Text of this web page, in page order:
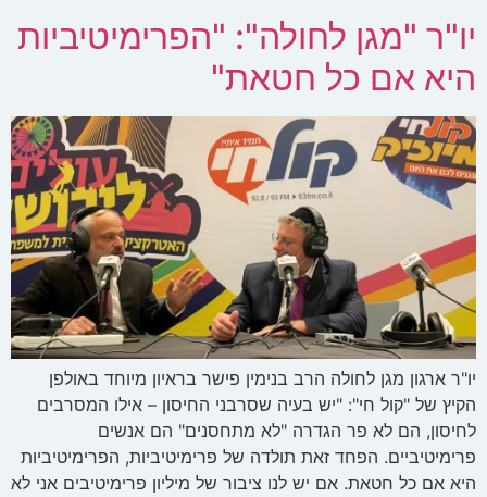
יו"ר "מגן לחולה": "הפרימיטיביות
היא אם כל חטאת"
יו"ר ארגון מגן לחולה הרב בנימין פישר בראיון מיוחד באולפן
הקיץ של "קול חי": "יש בעיה שסרבני החיסון – אילו המסרבים
לחיסון, הם לא פר הגדרה "לא מתחסנים" הם אנשים
פרימיטיביים. הפחד זאת תולדה של פרימיטיביות, הפרימיטיביות
היא אם כל חטאת. אם יש לנו ציבור של מיליון פרימיטיבים אני לא